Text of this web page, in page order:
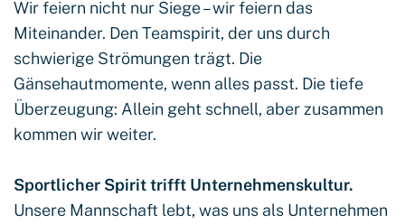
Wir feiern nicht nur Siege – wir feiern das
Miteinander. Den Teamspirit, der uns durch
schwierige Strömungen trägt. Die
Gänsehautmomente, wenn alles passt. Die tiefe
Überzeugung: Allein geht schnell, aber zusammen
kommen wir weiter.
Sportlicher Spirit trifft Unternehmenskultur.
Unsere Mannschaft lebt, was uns als Unternehmen